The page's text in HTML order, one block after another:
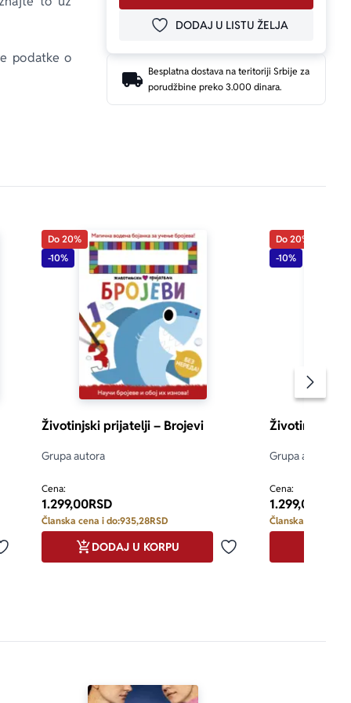
podatke o
se čuvaj
sa
To će
stotine
Upamti da
DODAJ U OMILJENE
DODAJ U LISTU ŽELJA
Besplatna dostava na teritoriji Srbije za
porudžbine preko 3.000 dinara.
Dodaj u omiljene
Do 20%
-10%
Životinjski prijatelji – Brojevi
Grupa autora
Cena:
1.299,00RSD
Članska cena i do:935,28RSD
Dodaj u omiljene
DODAJ U KORPU
Do 20%
-10%
Životinjski
Grupa autora
Cena:
1.299,00
Članska cena i do: